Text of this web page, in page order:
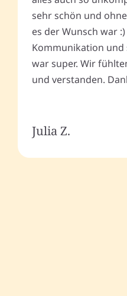
sehr schön und
es der Wunsch war
Kommunikation und
war super. Wir
und verstanden.
Julia Z.